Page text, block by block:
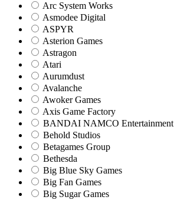
Arc System Works
Asmodee Digital
ASPYR
Asterion Games
Astragon
Atari
Aurumdust
Avalanche
Awoker Games
Axis Game Factory
BANDAI NAMCO Entertainment
Behold Studios
Betagames Group
Bethesda
Big Blue Sky Games
Big Fan Games
Big Sugar Games